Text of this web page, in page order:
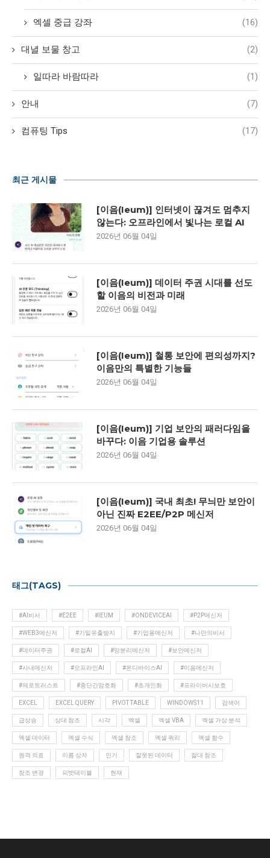
엑셀 중급 강좌 (16)
대녈 보물 창고 (2)
일따라 바람따라 (1)
안내 (7)
컴퓨팅 Tips (17)
최근 게시물
[이음(Ieum)] 인터넷이 끊겨도 멈추지
않는다: 오프라인에서 빛나는 로컬 AI
2026년 06월 04일
[이음(Ieum)] 데이터 주권 시대를 선도
할 이음의 비전과 미래
2026년 06월 04일
[이음(Ieum)] 철통 보안에 편의성까지?
이음만의 특별한 기능들
2026년 06월 04일
[이음(Ieum)] 기업 보안의 패러다임을
바꾸다: 이음 기업용 솔루션
2026년 06월 04일
[이음(Ieum)] 국내 최초! 무늬만 보안이
아닌 진짜 E2EE/P2P 메신저
2026년 06월 04일
태그(TAGS)
#AI비서 #E2EE #IEUM #ONDEVICEAI #P2P메신저
#WEB3메신저 #기밀유출방지 #기업용메신저 #나만의비서
#데이터주권 #로컬AI #망분리메신저 #보안메신저
#사내메신저 #오프라인AI #온디바이스AI #이음메신저
#제로트러스트 #종단간암호화 #초개인화 #프라이버시보호
EXCEL EXCEL QUERY PIVOT TABLE WINDOWS11 검색어
급상승 상대 참조 시각 엑셀 엑셀 VBA 엑셀 가상 분석
엑셀 데이터 엑셀 수식 엑셀 참조 엑셀 쿼리 엑셀 함수
원격 의료 이름 상자 인기 잘못된 데이터 절대 참조
참조 변경 피벗테이블 현재